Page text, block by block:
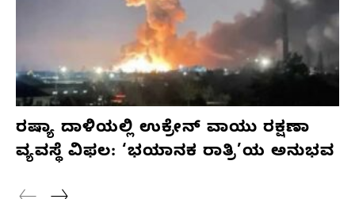
ರಷ್ಯಾ ದಾಳಿಯಲ್ಲಿ ಉಕ್ರೇನ್ ವಾಯು ರಕ್ಷಣಾ
ವ್ಯವಸ್ಥೆ ವಿಫಲ: ‘ಭಯಾನಕ ರಾತ್ರಿ’ಯ ಅನುಭವ